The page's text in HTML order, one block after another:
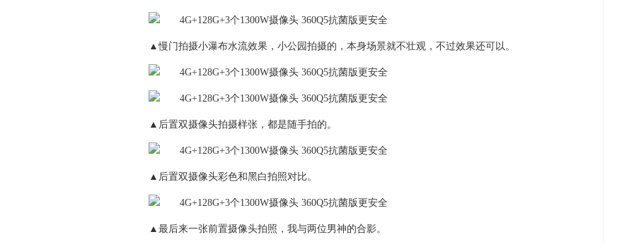
▲慢门拍摄小瀑布水流效果，小公园拍摄的，本身场景就不壮观，不过效果还可以。
▲后置双摄像头拍摄样张，都是随手拍的。
▲后置双摄像头彩色和黑白拍照对比。
▲最后来一张前置摄像头拍照，我与两位男神的合影。